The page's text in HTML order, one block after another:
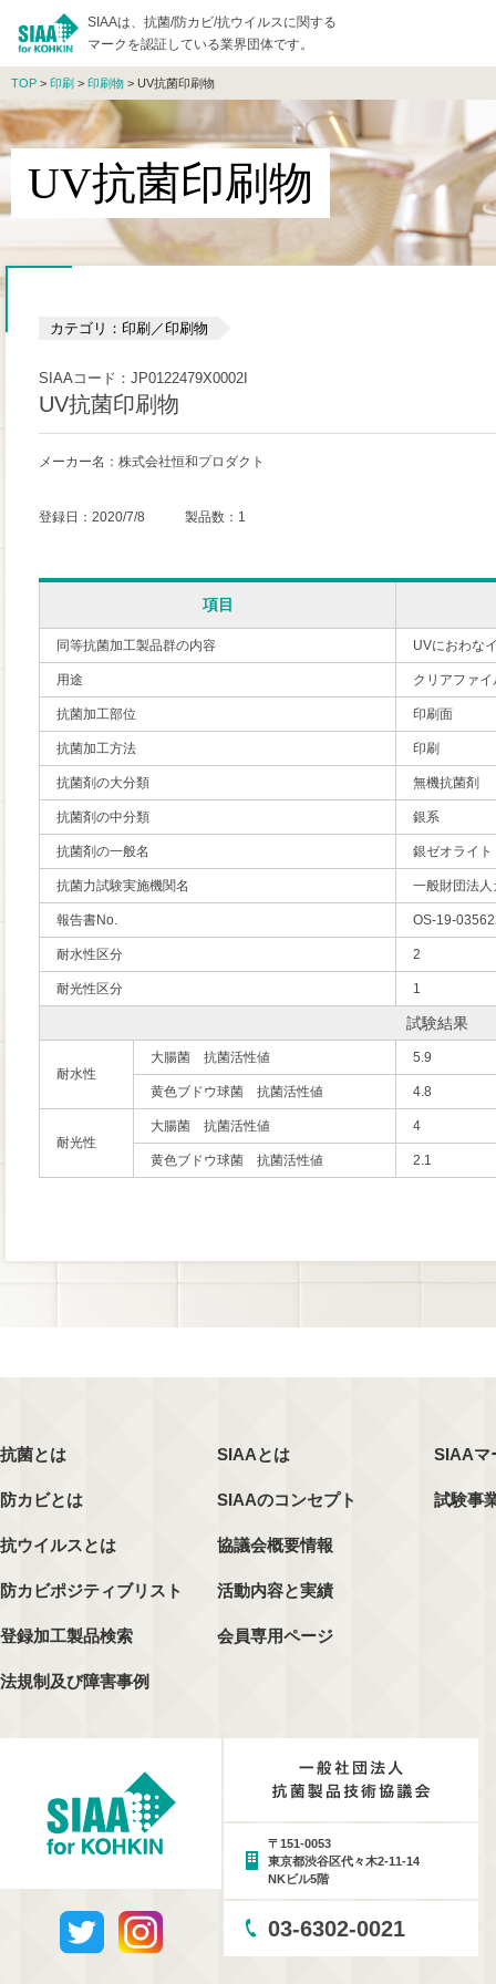
SIAAは、抗菌/防カビ/抗ウイルスに関する
マークを認証している業界団体です。
TOP > 印刷 > 印刷物 > UV抗菌印刷物
UV抗菌印刷物
カテゴリ：印刷／印刷物
SIAAコード：JP0122479X0002I
UV抗菌印刷物
メーカー名：株式会社恒和プロダクト
登録日：2020/7/8 製品数：1
項目
同等抗菌加工製品群の内容 UVにおわな
用途 クリアファ
抗菌加工部位 印刷面
抗菌加工方法 印刷
抗菌剤の大分類 無機抗菌剤
抗菌剤の中分類 銀系
抗菌剤の一般名 銀ゼオライト
抗菌力試験実施機関名 一般財団法
報告書No. OS-19-
耐水性区分 2
耐光性区分 1
試験結果
耐水性
大腸菌 抗菌活性値 5.9
黄色ブドウ球菌 抗菌活性値 4.8
耐光性
大腸菌 抗菌活性値 4
黄色ブドウ球菌 抗菌活性値 2.1
抗菌とは
防カビとは
抗ウイルスとは
防カビポジティブリスト
登録加工製品検索
法規制及び障害事例
SIAAとは
SIAAのコンセプト
協議会概要情報
活動内容と実績
会員専用ページ
SIAAマ
試験事
〒151-0053
東京都渋谷区代々木2-11-14
NKビル5階
03-6302-0021